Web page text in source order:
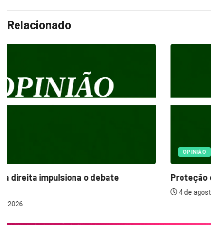
Relacionado
Proteção em todas as estações: o papel...